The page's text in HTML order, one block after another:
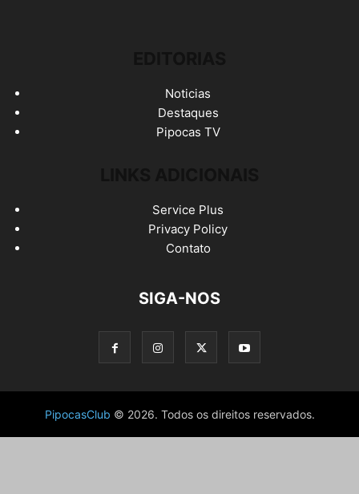
Noticias
Destaques
Pipocas TV
Service Plus
Privacy Policy
Contato
SIGA-NOS
PipocasClub © 2026. Todos os direitos reservados.